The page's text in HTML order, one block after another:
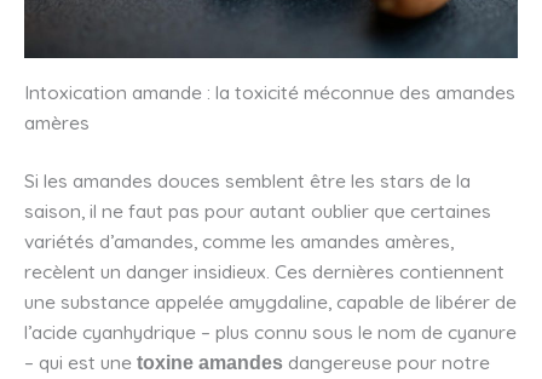
Intoxication amande : la toxicité méconnue des amandes
amères
Si les amandes douces semblent être les stars de la
saison, il ne faut pas pour autant oublier que certaines
variétés d’amandes, comme les amandes amères,
recèlent un danger insidieux. Ces dernières contiennent
une substance appelée amygdaline, capable de libérer de
l’acide cyanhydrique – plus connu sous le nom de cyanure
– qui est une toxine amandes dangereuse pour notre